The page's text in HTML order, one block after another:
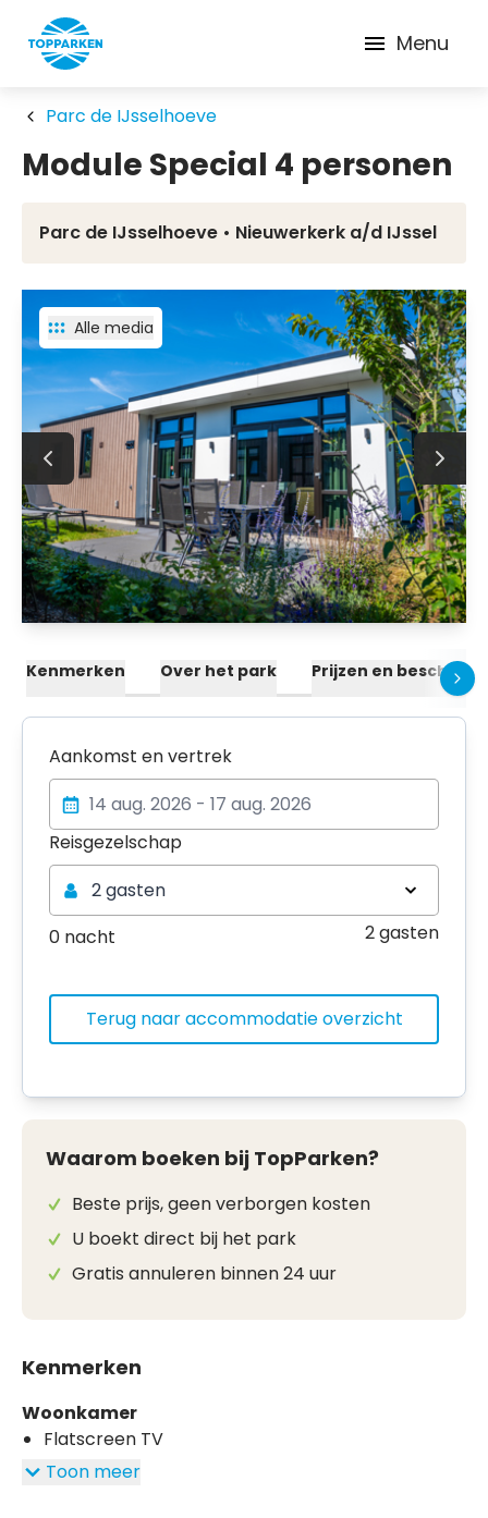
Menu
Parc de IJsselhoeve
Module Special 4 personen
Parc de IJsselhoeve • Nieuwerkerk a/d IJssel
Alle media
Kenmerken Over het park Prijzen en
Aankomst en vertrek
Reisgezelschap
Reisgezelschap
2 gasten
0 nacht
2 gasten
Terug naar accommodatie overzicht
Waarom boeken bij TopParken?
Beste prijs, geen verborgen kosten
U boekt direct bij het park
Gratis annuleren binnen 24 uur
Kenmerken
Woonkamer
Flatscreen TV
Toon meer